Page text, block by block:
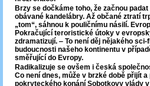
Brzy se dočkáme toho, že začnou
obávané kandelábry. Až občané ztratí
„tom“, sáhnou k pouličnímu násilí.
Pokračující teroristické útoky v
zdramatizují. ‒ To není děj nějakého
budoucnosti našeho kontinentu v
směřující do Evropy.
Radikalizuje se ovšem i česká
Co není dnes, může v brzké době přijít
pokryteckého konání Sobotkovy vlády